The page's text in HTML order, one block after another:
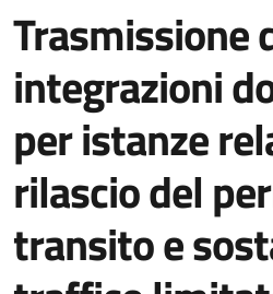
Trasmissione
integrazioni
per istanze
rilascio del
transito e